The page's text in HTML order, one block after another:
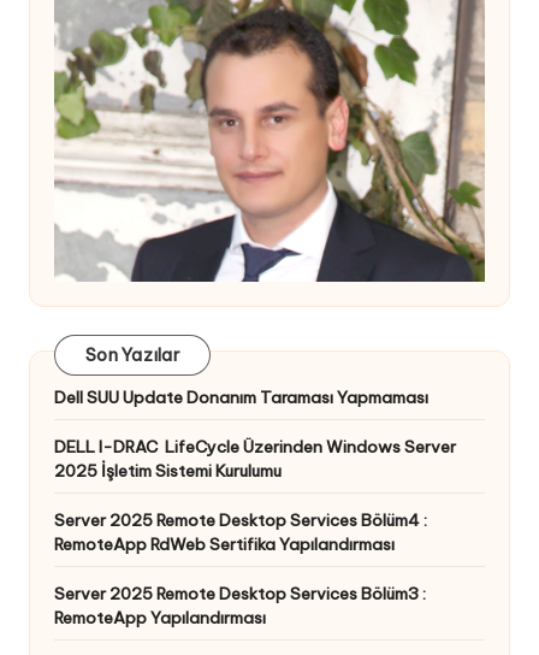
Son Yazılar
Dell SUU Update Donanım Taraması Yapmaması
DELL I-DRAC LifeCycle Üzerinden Windows Server
2025 İşletim Sistemi Kurulumu
Server 2025 Remote Desktop Services Bölüm4 :
RemoteApp RdWeb Sertifika Yapılandırması
Server 2025 Remote Desktop Services Bölüm3 :
RemoteApp Yapılandırması